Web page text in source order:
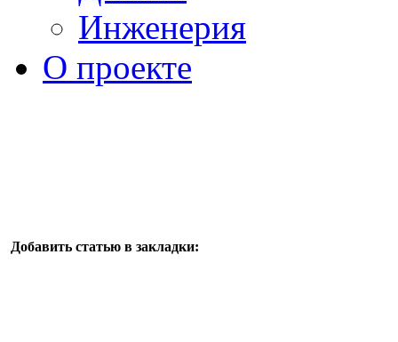
Инженерия
О проекте
Добавить статью в закладки: